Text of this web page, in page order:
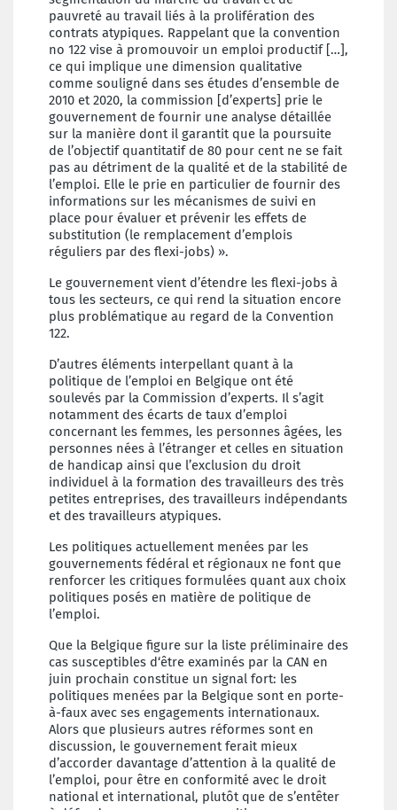
pauvreté au travail liés à la prolifération des
contrats atypiques. Rappelant que la convention
no 122 vise à promouvoir un emploi productif […],
ce qui implique une dimension qualitative
comme souligné dans ses études d’ensemble de
2010 et 2020, la commission [d’experts] prie le
gouvernement de fournir une analyse détaillée
sur la manière dont il garantit que la poursuite
de l’objectif quantitatif de 80 pour cent ne se fait
pas au détriment de la qualité et de la stabilité de
l’emploi. Elle le prie en particulier de fournir des
informations sur les mécanismes de suivi en
place pour évaluer et prévenir les effets de
substitution (le remplacement d’emplois
réguliers par des flexi-jobs) ».
Le gouvernement vient d’étendre les flexi-jobs à
tous les secteurs, ce qui rend la situation encore
plus problématique au regard de la Convention
122.
D’autres éléments interpellant quant à la
politique de l’emploi en Belgique ont été
soulevés par la Commission d’experts. Il s’agit
notamment des écarts de taux d’emploi
concernant les femmes, les personnes âgées, les
personnes nées à l’étranger et celles en situation
de handicap ainsi que l’exclusion du droit
individuel à la formation des travailleurs des très
petites entreprises, des travailleurs indépendants
et des travailleurs atypiques.
Les politiques actuellement menées par les
gouvernements fédéral et régionaux ne font que
renforcer les critiques formulées quant aux choix
politiques posés en matière de politique de
l’emploi.
Que la Belgique figure sur la liste préliminaire des
cas susceptibles d‘être examinés par la CAN en
juin prochain constitue un signal fort: les
politiques menées par la Belgique sont en porte-
à-faux avec ses engagements internationaux.
Alors que plusieurs autres réformes sont en
discussion, le gouvernement ferait mieux
d’accorder davantage d’attention à la qualité de
l’emploi, pour être en conformité avec le droit
national et international, plutôt que de s’entêter